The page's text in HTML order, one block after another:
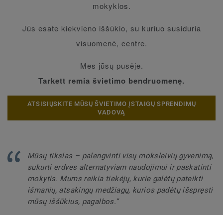
mokyklos.
Jūs esate kiekvieno iššūkio, su kuriuo susiduria
visuomenė, centre.
Mes jūsų pusėje.
Tarkett remia švietimo bendruomenę.
ATSISIŲSKITE MŪSŲ ŠVIETIMO ĮSTAIGŲ SPRENDIMŲ
VADOVĄ
Mūsų tikslas – palengvinti visų moksleivių gyvenimą,
sukurti erdves alternatyviam naudojimui ir paskatinti
mokytis. Mums reikia tiekėjų, kurie galėtų pateikti
išmanių, atsakingų medžiagų, kurios padėtų išspręsti
mūsų iššūkius, pagalbos.”